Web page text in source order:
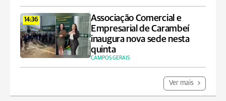
14:36
Associação Comercial e
Empresarial de Carambeí
inaugura nova sede nesta
quinta
CAMPOS GERAIS
Ver mais